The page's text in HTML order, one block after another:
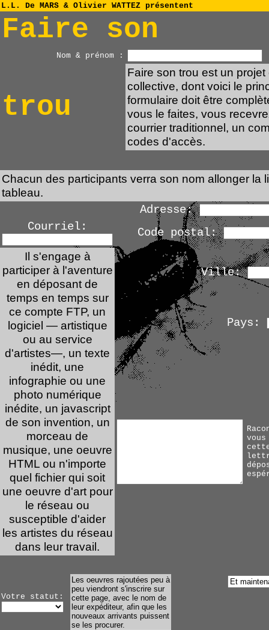
L.L. De MARS & Olivier WATTEZ présentent
Faire son
Nom & prénom :
trou
Faire son trou est un
collective, dont voici le
formulaire doit être
vous le faites, vous
courrier traditionnel, un
codes d'accès.
Chacun des participants verra son nom allonger la
tableau.
Adresse:
Courriel:
Code postal:
Il s'engage à
participer à l'aventure
en déposant de
temps en temps sur
ce compte FTP, un
logiciel — artistique
ou au service
d'artistes—, un texte
inédit, une
infographie ou une
photo numérique
inédite, un javascript
de son invention, un
morceau de
musique, une oeuvre
HTML ou n'importe
quel fichier qui soit
une oeuvre d'art pour
le réseau ou
susceptible d'aider
les artistes du réseau
dans leur travail.
Ville:
Pays:
Votre statut:
Les oeuvres rajoutées peu à
peu viendront s'inscrire sur
cette page, avec le nom de
leur expéditeur, afin que les
nouveaux arrivants puissent
se les procurer.